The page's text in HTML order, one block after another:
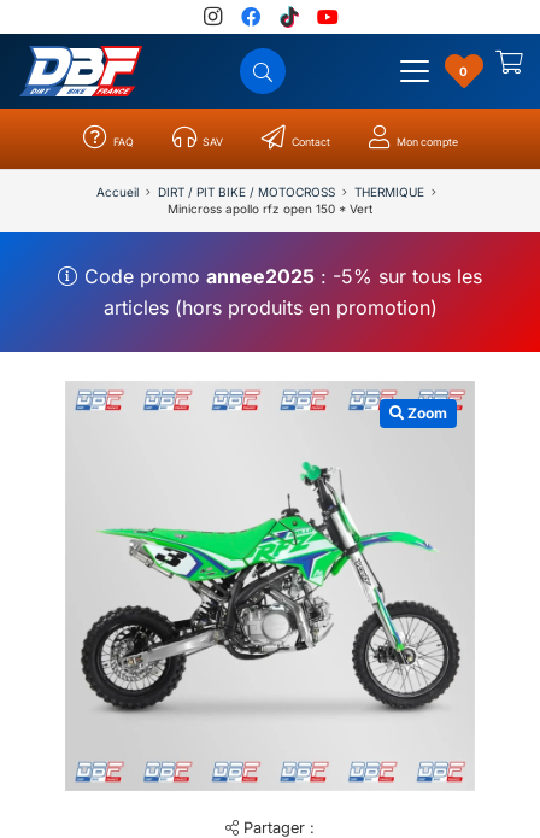
0
FAQ SAV Contact Mon compte
Accueil DIRT / PIT BIKE / MOTOCROSS
THERMIQUE
Minicross apollo rfz open 150 * Vert
Code promoannee2025 : -5% sur tous les
articles (hors produits en promotion)
Zoom
Partager :
Catégories Résultats